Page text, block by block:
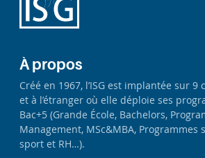
À propos
Créé en 1967, l’ISG est implantée sur 9
et à l’étranger où elle déploie ses
Bac+5 (Grande École, Bachelors,
Management, MSc&MBA, Programmes
sport et RH…).